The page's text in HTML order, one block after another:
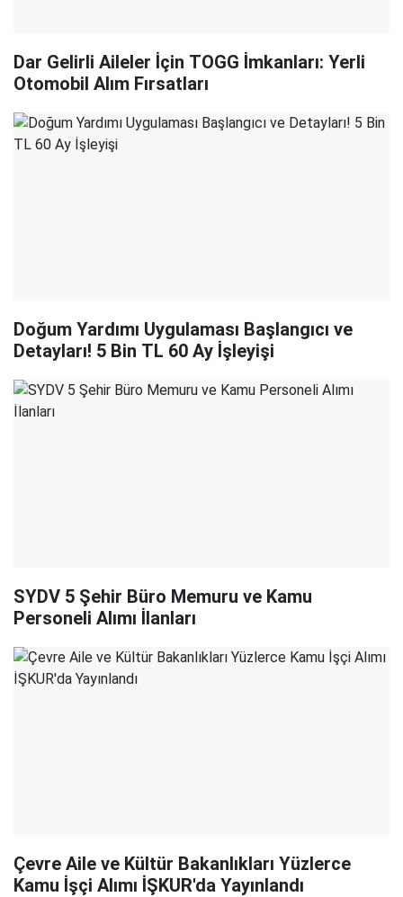
Dar Gelirli Aileler İçin TOGG İmkanları: Yerli
Otomobil Alım Fırsatları
Doğum Yardımı Uygulaması Başlangıcı ve
Detayları! 5 Bin TL 60 Ay İşleyişi
SYDV 5 Şehir Büro Memuru ve Kamu
Personeli Alımı İlanları
Çevre Aile ve Kültür Bakanlıkları Yüzlerce
Kamu İşçi Alımı İŞKUR'da Yayınlandı